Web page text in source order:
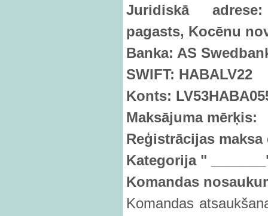
Juridiskā
pagasts, Kocēnu
Banka: AS
SWIFT: HABALV22
Konts:
Maksājuma mērķis:
Reģistrācijas maksa
Kategorija "
Komandas
Komandas